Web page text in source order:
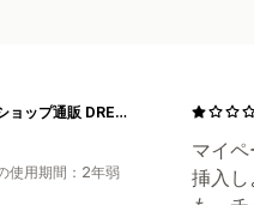
マイ
挿入し
ドレスショップ通販 DRESS B'SWEET公式
使用期間：2年弱